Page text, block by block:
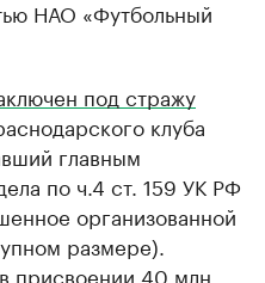
НАО «Футбольный
под стражу
клуба
главным
по ч.4 ст. 159 УК РФ
организованной
размере).
присвоении 40 млн